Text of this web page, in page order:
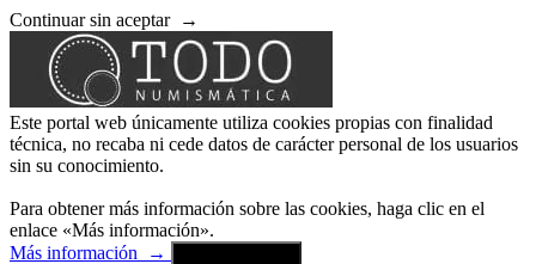
Continuar sin aceptar →
Este portal web únicamente utiliza cookies propias con finalidad
técnica, no recaba ni cede datos de carácter personal de los usuarios
sin su conocimiento.
Para obtener más información sobre las cookies, haga clic en el
enlace «Más información».
Más información
→